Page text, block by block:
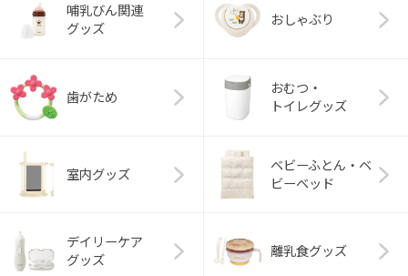
哺乳びん関連
グッズ
おしゃぶり
歯がため
おむつ・
トイレグッズ
室内グッズ
ベビーふとん・ベ
ビーベッド
デイリーケア
グッズ
離乳食グッズ